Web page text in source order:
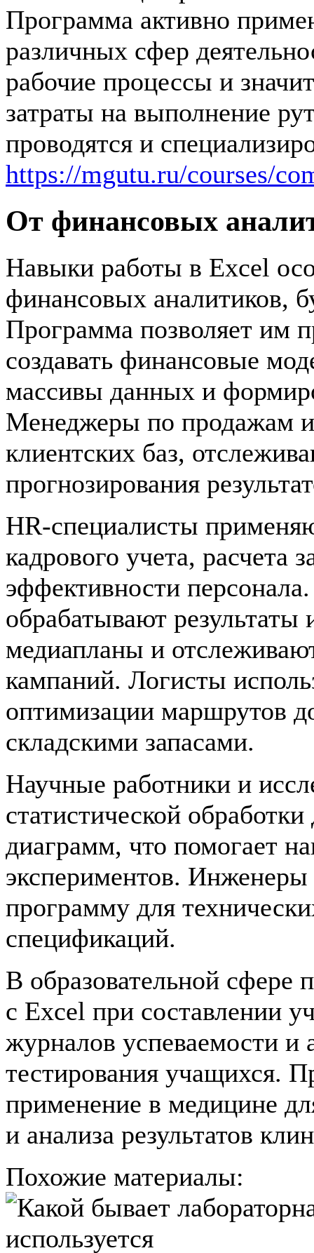
Программа активно
различных сфер
рабочие процессы и
затраты на выполнение
проводятся и
https://mgutu.ru/courses/
От финансовых
Навыки работы в Excel
финансовых аналитиков,
Программа позволяет им
создавать финансовые
массивы данных и
Менеджеры по продажам
клиентских баз,
прогнозирования
HR-специалисты
кадрового учета, расчета
эффективности
обрабатывают результаты
медиапланы и
кампаний. Логисты
оптимизации маршрутов
складскими запасами.
Научные работники и
статистической
диаграмм, что помогает
экспериментов.
программу для
спецификаций.
В образовательной сфере
с Excel при составлении
журналов успеваемости и
тестирования учащихся.
применение в медицине
и анализа результатов
Похожие материалы: